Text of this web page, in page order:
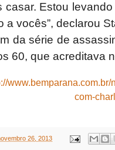
casar. Estou
a vocês”, declarou
da série de
60, que acreditava
com-
26, 2013